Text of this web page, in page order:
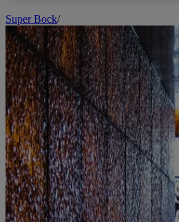
Super Bock/